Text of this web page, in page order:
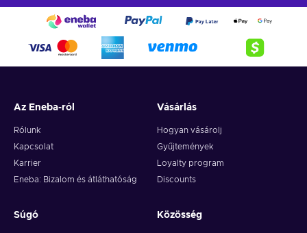
Az Eneba-ról
Rólunk
Kapcsolat
Karrier
Eneba: Bizalom és átláthatóság
Vásárlás
Hogyan vásárolj
Gyűjtemények
Loyalty program
Discounts
Súgó Közösség